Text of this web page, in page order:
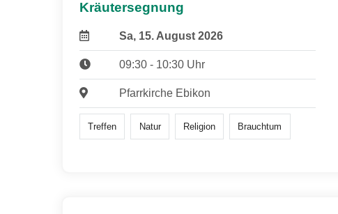
Kräutersegnung
Sa, 15. August 2026
09:30 - 10:30 Uhr
Pfarrkirche Ebikon
Treffen Natur Religion Brauchtum